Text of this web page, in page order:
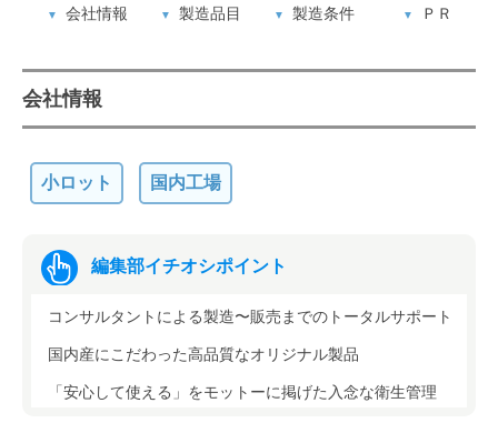
会社情報 製造品目 製造条件 ＰＲ
会社情報
小ロット 国内工場
編集部イチオシポイント
コンサルタントによる製造〜販売までのトータルサポート
国内産にこだわった高品質なオリジナル製品
「安心して使える」をモットーに掲げた入念な衛生管理